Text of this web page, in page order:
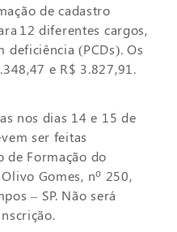
de cadastro
12 diferentes cargos,
deficiência (PCDs). Os
e R$ 3.827,91.
nos dias 14 e 15 de
ser feitas
de Formação do
Gomes, nº 250,
– SP. Não será